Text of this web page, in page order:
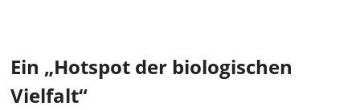
Ein „Hotspot der biologischen
Vielfalt“